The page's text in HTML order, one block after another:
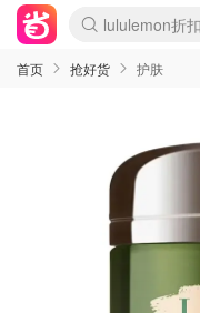
lululemon折扣
Sasa美妆护
SSENSE年中
FreshBeauty
Cettire降价+
WWS Coles超
viagogo二手
Myer超级周末
The Outnet奢
David Jones 3
Flannels大牌1
Perfumes
AMIRO面罩
Amazon折扣
eToro入金
Amazon数码
ICONIC本周
ThedoubleF
Moose
丝芙兰5折起
EUFY摄像头
Selenichast首
Trip机票酒店
YSL送5件彩妆
Amazon家居
Amazon美妆
雅漾大喷$8
过敏原检测盒
伊索独家赠
科颜氏高保湿
SEALIFE海洋
丝塔芙大白罐
订阅
Cult Beauty
Harrods圣诞
LN-CC奢牌私
d'Alba空姐喷
EVE LOM套装
Bernardelli独
Adore Beauty
CT圣诞日历
Mytheresa奢
Luxury
Currentbody
MOON
Roborock扫地
Tingo Life水杯
Valentino官网
CR洗护套装
修丽可4件套
Myer彩妆2件7
GANNI官网4.5
Stylevana韩妆
Tessabit高奢
OGX洗发水$11
Amazon阿德
卡诗8.5折+赠礼
Philips Hue灯
首页 抢好货 护肤